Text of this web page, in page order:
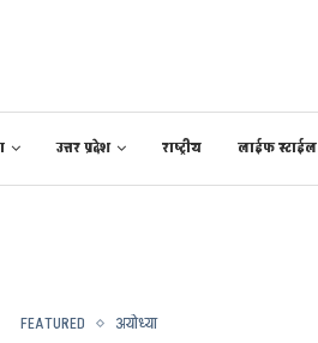
उत्तर प्रदेश राष्ट्रीय लाईफ स्टाईल
FEATURED अयोध्या